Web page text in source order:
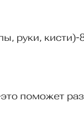
руки, кисти)-
это поможет